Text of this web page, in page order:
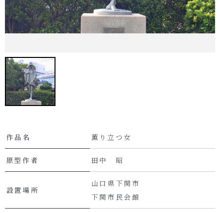
作品名 薫り立つ女
原型作者 田中 昭
設置場所
山口県下関市
下関市民会館